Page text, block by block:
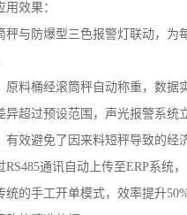
效果：
秤与防爆型三色报警灯联动，为
原料桶经滚筒秤自动称重，数据
异超过预设范围，声光报警系统
有效避免了因来料短秤导致的经
RS485通讯自动上传至ERP系统
统的手工开单模式，效率提升